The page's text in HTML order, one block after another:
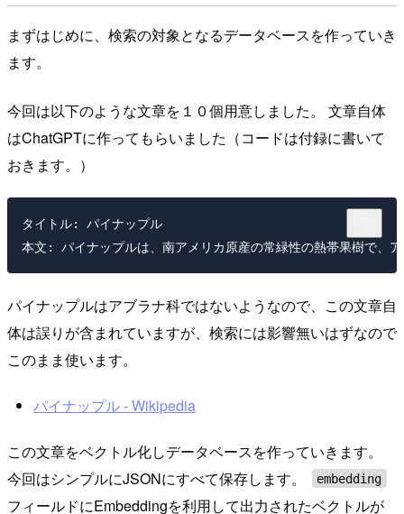
まずはじめに、検索の対象となるデータベースを作っていき
ます。
今回は以下のような文章を１０個用意しました。 文章自体
はChatGPTに作ってもらいました（コードは付録に書いて
おきます。）
タイトル: パイナップル
パイナップルはアブラナ科ではないようなので、この文章自
体は誤りが含まれていますが、検索には影響無いはずなので
このまま使います。
パイナップル - Wikipedia
この文章をベクトル化しデータベースを作っていきます。
今回はシンプルにJSONにすべて保存します。
embedding
フィールドにEmbeddingを利用して出力されたベクトルが